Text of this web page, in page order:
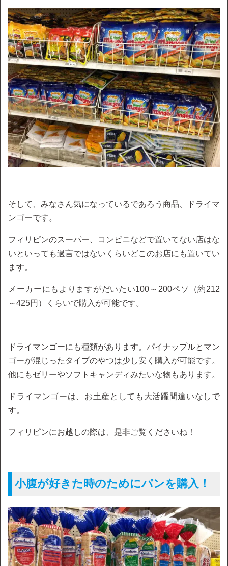
そして、みなさん気になっているであろう商品、ドライマ
ンゴーです。
フィリピンのスーパー、コンビニなどで置いてない店はな
いといっても過言ではないくらいどこのお店にも置いてい
ます。
メーカーにもよりますがだいたい100～200ペソ（約212
～425円）くらいで購入が可能です。
ドライマンゴーにも種類があります。パイナップルとマン
ゴーが混じったタイプのやつは少し安く購入が可能です。
他にもゼリーやソフトキャンディみたいな物もあります。
ドライマンゴーは、お土産としても大活躍間違いなしで
す。
フィリピンにお越しの際は、是非ご覧くださいね！
小腹が好きた時のためにパンを購入！